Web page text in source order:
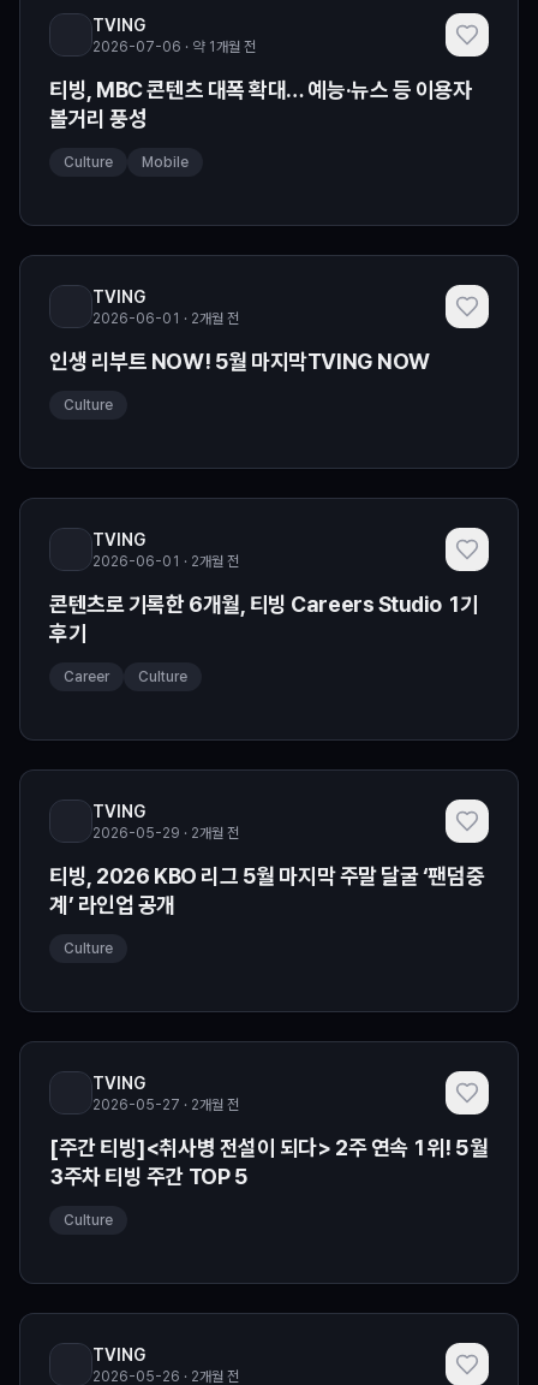
TVING
2026-07-06 · 약 1개월 전
티빙, MBC 콘텐츠 대폭 확대… 예능·뉴스 등 이용자
볼거리 풍성
Culture Mobile
TVING
2026-06-01 · 2개월 전
인생 리부트 NOW! 5월 마지막TVING NOW
Culture
TVING
2026-06-01 · 2개월 전
콘텐츠로 기록한 6개월, 티빙 Careers Studio 1기
후기
Career Culture
TVING
2026-05-29 · 2개월 전
티빙, 2026 KBO 리그 5월 마지막 주말 달굴 ‘팬덤중
계’ 라인업 공개
Culture
TVING
2026-05-27 · 2개월 전
[주간 티빙]<취사병 전설이 되다> 2주 연속 1위! 5월
3주차 티빙 주간 TOP 5
Culture
TVING
2026-05-26 · 2개월 전